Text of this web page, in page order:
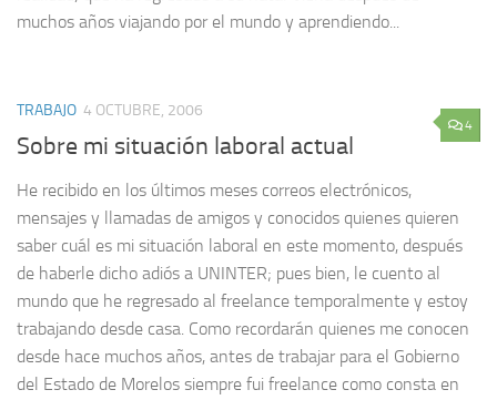
muchos años viajando por el mundo y aprendiendo...
4
TRABAJO 4 OCTUBRE, 2006
Sobre mi situación laboral actual
He recibido en los últimos meses correos electrónicos,
mensajes y llamadas de amigos y conocidos quienes quieren
saber cuál es mi situación laboral en este momento, después
de haberle dicho adiós a UNINTER; pues bien, le cuento al
mundo que he regresado al freelance temporalmente y estoy
trabajando desde casa. Como recordarán quienes me conocen
desde hace muchos años, antes de trabajar para el Gobierno
del Estado de Morelos siempre fui freelance como consta en